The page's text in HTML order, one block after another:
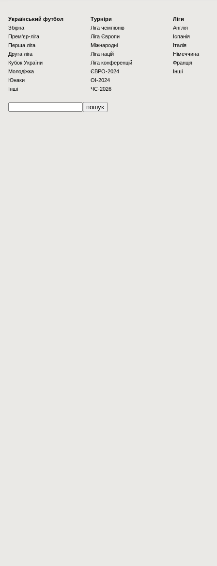
Українcький футбол
Збірна
Прем'єр-ліга
Перша ліга
Друга ліга
Кубок України
Молодіжка
Юнаки
Інші
Турніри
Ліга чемпіонів
Ліга Європи
Міжнародні
Ліга націй
Ліга конференцій
ЄВРО-2024
OI-2024
ЧС-2026
Ліги
Англія
Іспанія
Італія
Німеччина
Франція
Інші